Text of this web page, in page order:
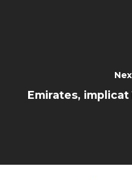
Emirates,